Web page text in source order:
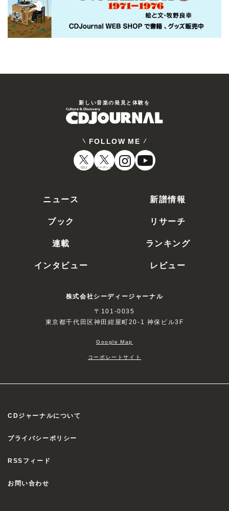
新しい⾳楽の発⾒と体験を
FOLLOW ME
CDJ オーディオ
ニュース
新譜情報
ブック
リサーチ
連載
ランキング
インタビュー
レビュー
株式会社シーディージャーナル
〒101-0035
東京都千代田区神田紺屋町20-1 神保ビル3F
Google Map
コーポレートサイト
CDジャーナルについて
プライバシーポリシー
RSSフィード
お問い合わせ